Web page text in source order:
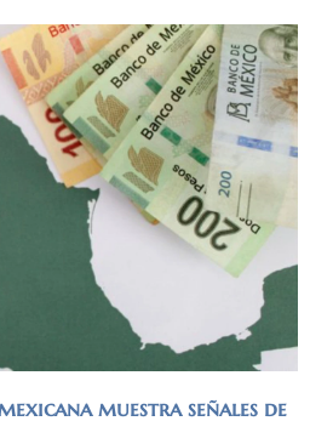
muestra señales de